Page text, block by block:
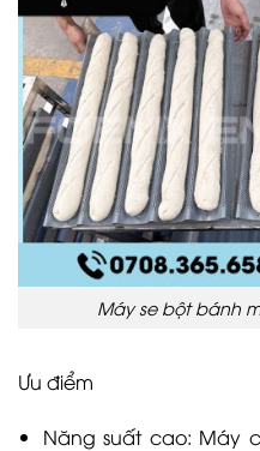
Máy se bột bánh
Ưu điểm
Năng suất cao: Máy